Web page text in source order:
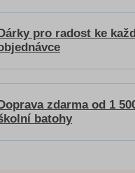
Dárky pro radost ke
Doprava zdarma od 1
batohy